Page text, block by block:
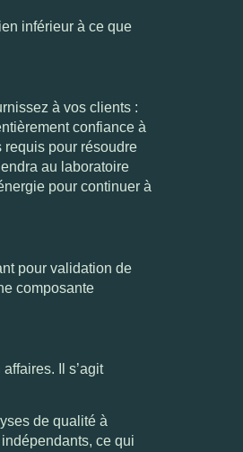
inférieur à ce que
à vos clients :
confiance à
requis pour résoudre
au laboratoire
pour continuer à
pour validation de
composante
Il s’agit
de qualité à
ce qui